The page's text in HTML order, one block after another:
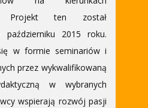
Projekt ten został
październiku 2015 roku.
w formie seminariów i
przez wykwalifikowaną
w wybranych
wspierają rozwój pasji